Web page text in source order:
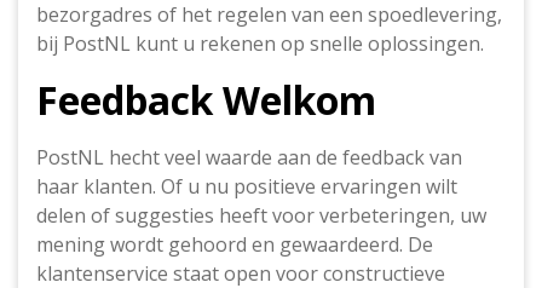
bezorgadres of het regelen van een spoedlevering,
bij PostNL kunt u rekenen op snelle oplossingen.
Feedback Welkom
PostNL hecht veel waarde aan de feedback van
haar klanten. Of u nu positieve ervaringen wilt
delen of suggesties heeft voor verbeteringen, uw
mening wordt gehoord en gewaardeerd. De
klantenservice staat open voor constructieve